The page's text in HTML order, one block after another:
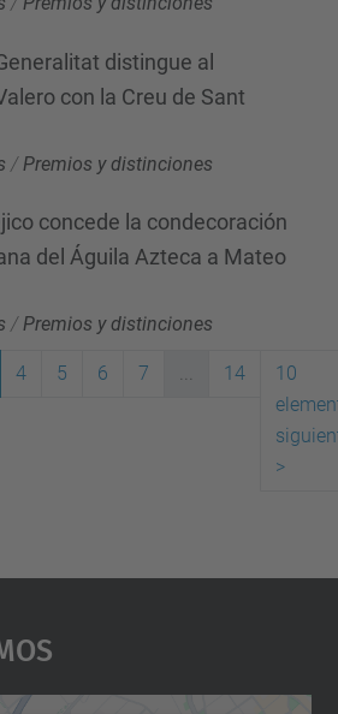
distingue al
con la Creu de Sant
/ Premios y distinciones
concede la condecoración
del Águila Azteca a Mateo
/Premios y distinciones
4 5 6 7 ... 14
10
>